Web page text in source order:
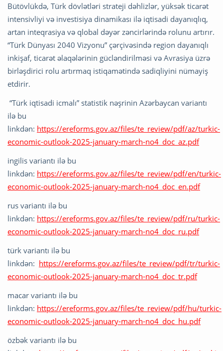
Bütövlükdə, Türk dövlətləri strateji dəhlizlər, yüksək ticarət
intensivliyi və investisiya dinamikası ilə iqtisadi dayanıqlıq,
artan inteqrasiya və qlobal dəyər zəncirlərində rolunu artırır.
“Türk Dünyası 2040 Vizyonu” çərçivəsində region dayanıqlı
inkişaf, ticarət əlaqələrinin gücləndirilməsi və Avrasiya üzrə
birləşdirici rolu artırmaq istiqamətində sadiqliyini nümayiş
etdirir.
“Türk iqtisadi icmalı” statistik nəşrinin Azərbaycan variantı
ilə bu
linkdən: https://ereforms.gov.az/files/te_review/pdf/az/turkic-
economic-outlook-2025-january-march-no4_doc_az.pdf
ingilis variantı ilə bu
linkdən: https://ereforms.gov.az/files/te_review/pdf/en/turkic-
economic-outlook-2025-january-march-no4_doc_en.pdf
rus variantı ilə bu
linkdən: https://ereforms.gov.az/files/te_review/pdf/ru/turkic-
economic-outlook-2025-january-march-no4_doc_ru.pdf
türk variantı ilə bu
linkdən: https://ereforms.gov.az/files/te_review/pdf/tr/turkic-
economic-outlook-2025-january-march-no4_doc_tr.pdf
macar variantı ilə bu
linkdən: https://ereforms.gov.az/files/te_review/pdf/hu/turkic-
economic-outlook-2025-january-march-no4_doc_hu.pdf
özbək variantı ilə bu